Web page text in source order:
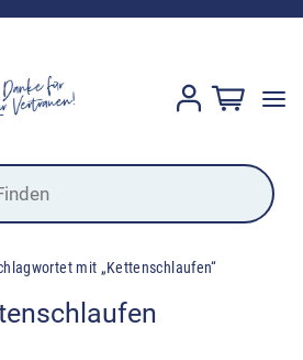
mit „Kettenschlaufen“